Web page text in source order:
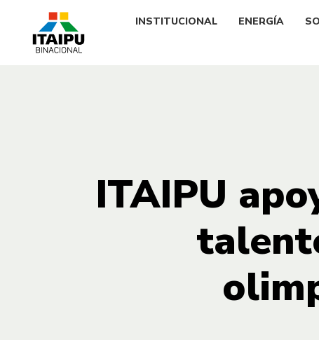
INSTITUCIONAL ENERGÍA
ITAIPU